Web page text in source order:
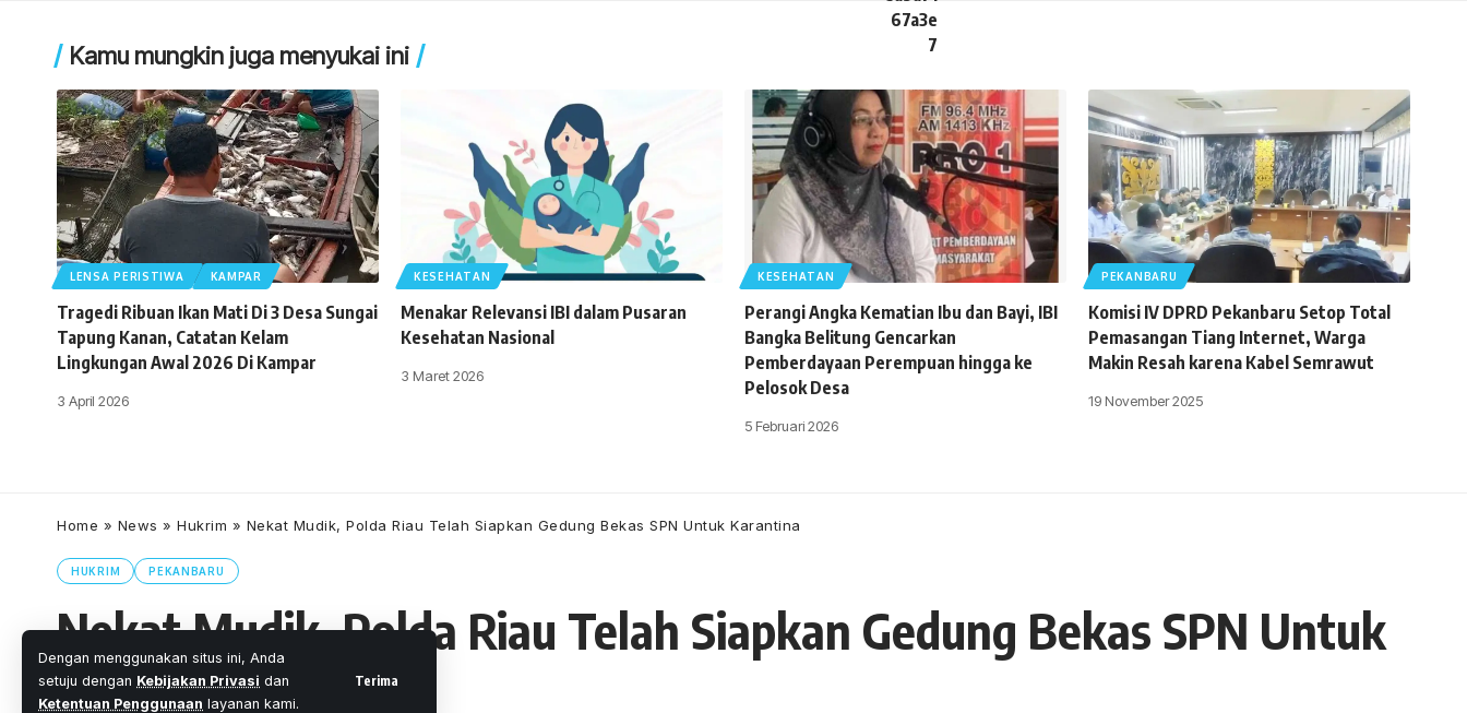
Dengan menggunakan situs ini, Anda
setuju dengan Kebijakan Privasi dan
Ketentuan Penggunaan layanan kami.
Terima
Kamu mungkin juga menyukai ini
LENSA PERISTIWA KAMPAR
Tragedi Ribuan Ikan Mati Di 3 Desa Sungai
Tapung Kanan, Catatan Kelam
Lingkungan Awal 2026 Di Kampar
3 April 2026
KESEHATAN
Menakar Relevansi IBI dalam Pusaran
Kesehatan Nasional
3 Maret 2026
KESEHATAN
Perangi Angka Kematian Ibu dan Bayi, IBI
Bangka Belitung Gencarkan
Pemberdayaan Perempuan hingga ke
Pelosok Desa
5 Februari 2026
PEKANBARU
Komisi IV DPRD Pekanbaru Setop Total
Pemasangan Tiang Internet, Warga
Makin Resah karena Kabel Semrawut
19 November 2025
Home » News » Hukrim » Nekat Mudik, Polda Riau Telah Siapkan Gedung Bekas SPN Untuk Karantina
HUKRIM PEKANBARU
Nekat Mudik, Polda Riau Telah Siapkan Gedung Bekas SPN Untuk
Karantina